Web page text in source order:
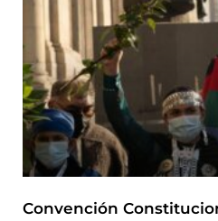
Convención